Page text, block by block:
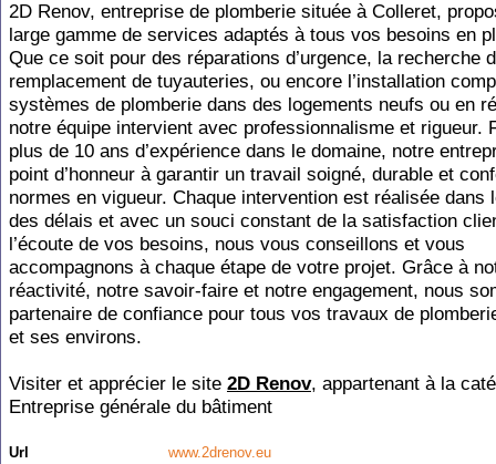
2D Renov, entreprise de plomberie située à Colleret,
large gamme de services adaptés à tous vos besoins en
Que ce soit pour des réparations d’urgence, la recherche
remplacement de tuyauteries, ou encore l’installation
systèmes de plomberie dans des logements neufs ou en
notre équipe intervient avec professionnalisme et rigueur.
plus de 10 ans d’expérience dans le domaine, notre
point d’honneur à garantir un travail soigné, durable et
normes en vigueur. Chaque intervention est réalisée dans
des délais et avec un souci constant de la satisfaction
l’écoute de vos besoins, nous vous conseillons et vous
accompagnons à chaque étape de votre projet. Grâce à
réactivité, notre savoir-faire et notre engagement, nous
partenaire de confiance pour tous vos travaux de
et ses environs.
Visiter et apprécier le site 2D Renov, appartenant à la
Entreprise générale du bâtiment
Url
www.2drenov.eu